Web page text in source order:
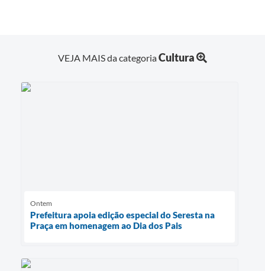
VEJA MAIS da categoriaCultura
Ontem
Prefeitura apoia edição especial do Seresta na
Praça em homenagem ao Dia dos Pais